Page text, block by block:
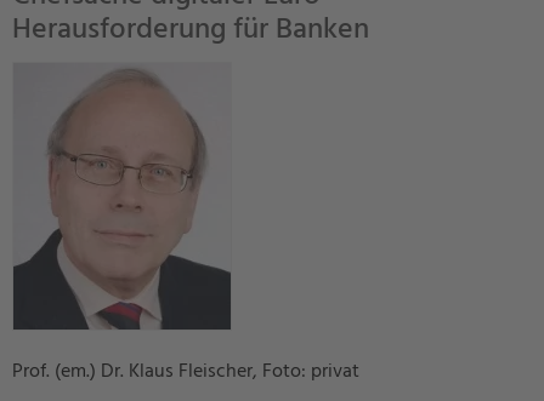
Herausforderung für Banken
Prof. (em.) Dr. Klaus Fleischer, Foto: privat